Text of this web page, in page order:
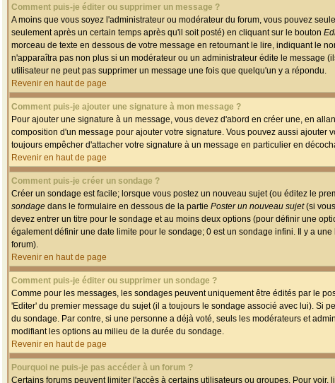
Comment puis-je éditer ou supprimer un message ?
A moins que vous soyez l'administrateur ou modérateur du forum, vous pouvez
seulement après un certain temps après qu'il soit posté) en cliquant sur le bouton
morceau de texte en dessous de votre message en retournant le lire, indiquant le
n'apparaîtra pas non plus si un modérateur ou un administrateur édite le message
utilisateur ne peut pas supprimer un message une fois que quelqu'un y a répondu.
Revenir en haut de page
Comment puis-je ajouter une signature à mon message ?
Pour ajouter une signature à un message, vous devez d'abord en créer une, en
composition d'un message pour ajouter votre signature. Vous pouvez aussi
toujours empêcher d'attacher votre signature à un message en particulier en
Revenir en haut de page
Comment puis-je créer un sondage ?
Créer un sondage est facile; lorsque vous postez un nouveau sujet (ou éditez le
sondage dans le formulaire en dessous de la partie Poster un nouveau sujet(si
devez entrer un titre pour le sondage et au moins deux options (pour définir une
également définir une date limite pour le sondage; 0 est un sondage infini. Il y a
forum).
Revenir en haut de page
Comment puis-je éditer ou supprimer un sondage ?
Comme pour les messages, les sondages peuvent uniquement être édités par le
'Editer' du premier message du sujet (il a toujours le sondage associé avec lui). Si
du sondage. Par contre, si une personne a déjà voté, seuls les modérateurs et
modifiant les options au milieu de la durée du sondage.
Revenir en haut de page
Pourquoi ne puis-je pas accéder à un forum ?
Certains forums peuvent limiter l'accès à certains utilisateurs ou groupes. Pour